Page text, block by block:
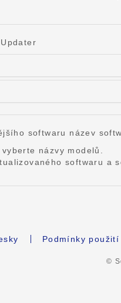
softwaru název
názvy modelů.
softwaru a
Podmínky použití
©